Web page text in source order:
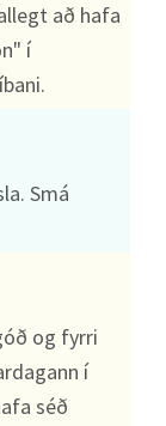
að hafa
í
Smá
og fyrri
í
séð